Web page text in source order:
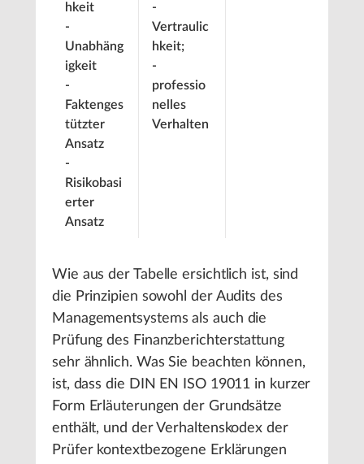
hkeit
-
Unabhäng
igkeit
-
Faktenges
tützter
Ansatz
-
Risikobasi
erter
Ansatz
-
Vertraulic
hkeit;
-
professio
nelles
Verhalten
Wie aus der Tabelle ersichtlich ist, sind
die Prinzipien sowohl der Audits des
Managementsystems als auch die
Prüfung des Finanzberichterstattung
sehr ähnlich. Was Sie beachten können,
ist, dass die DIN EN ISO 19011 in kurzer
Form Erläuterungen der Grundsätze
enthält, und der Verhaltenskodex der
Prüfer kontextbezogene Erklärungen